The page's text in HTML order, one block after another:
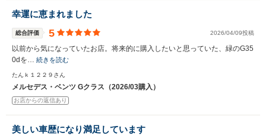
幸運に恵まれました
総合評価 5 2026/04/09投稿
以前から気になっていたお店。将来的に購入したいと思っていた、緑のG35
0dを… 続きを読む
たんｋ１２２９さん
メルセデス・ベンツ Gクラス（2026/03購入）
お店からの返信あり
美しい車歴になり満足しています